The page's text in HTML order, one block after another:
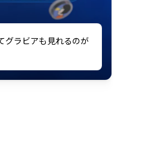
グラビアも見れるのが
くて助かる